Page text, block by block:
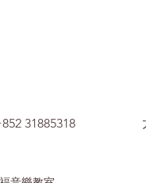
31885318